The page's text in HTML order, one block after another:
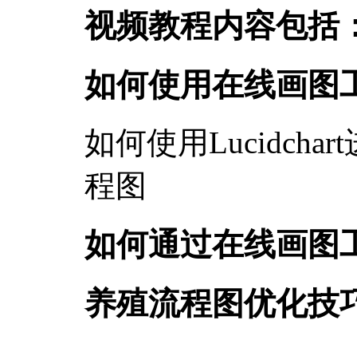
视频教程内容包括
如何使用在线画图
如何使用
程图
如何通过在线画图
养殖流程图优化技